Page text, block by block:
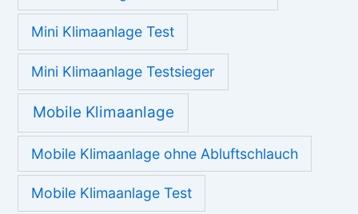
Mini Klimaanlage Test
Mini Klimaanlage Testsieger
Mobile Klimaanlage
Mobile Klimaanlage ohne Abluftschlauch
Mobile Klimaanlage Test